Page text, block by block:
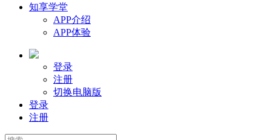
知享学堂
APP介绍
APP体验
登录
注册
切换电脑版
登录
注册